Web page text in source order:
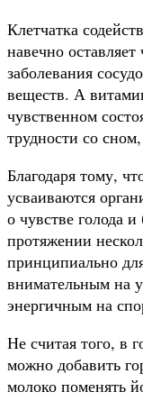
Клетчатка
навечно
заболевания
веществ. А
чувственном
трудности со
Благодаря тому,
усваиваются
о чувстве голода
протяжении
принципиально
внимательным на
энергичным на
Не считая того, в
можно добавить
молоко поменять